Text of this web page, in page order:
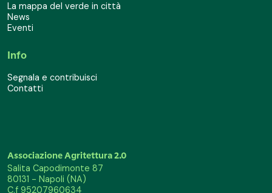
La mappa del verde in città
News
Eventi
Info
Segnala e contribuisci
Contatti
Associazione Agritettura 2.0
Salita Capodimonte 87
80131 - Napoli (NA)
C.f 95207960634